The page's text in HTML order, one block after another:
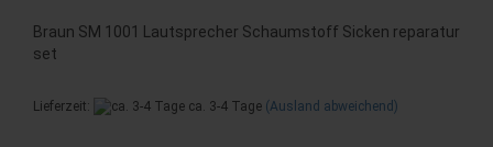
Braun SM 1001 Lautsprecher Schaumstoff Sicken reparatur
set
Lieferzeit: ca. 3-4 Tage (Ausland abweichend)